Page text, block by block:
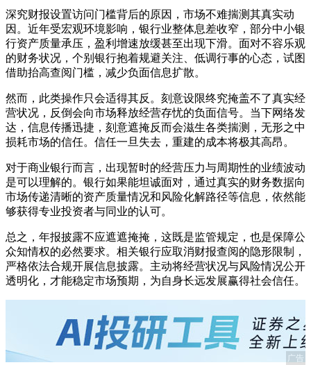
深究财报设置访问门槛背后的原因，市场不难揣测其真实动
因。近年受宏观环境影响，银行业整体息差收窄，部分中小银
行资产质量承压，盈利增速放缓甚至出现下滑。面对不容乐观
的财务状况，个别银行抱着规避关注、低调行事的心态，试图
借助抬高查阅门槛，减少负面信息扩散。
然而，此类操作只会适得其反。刻意设限终究掩盖不了真实经
营状况，反倒会向市场释放经营存忧的负面信号。当下网络发
达，信息传播迅捷，刻意遮掩反而会滋生各类揣测，无形之中
损耗市场的信任。信任一旦失去，重建的成本将极其高昂。
对于商业银行而言，出现暂时的经营压力与周期性的业绩波动
是可以理解的。银行如果能坦诚面对，通过真实的财务数据向
市场传递清晰的资产质量情况和风险化解路径等信息，依然能
够获得专业投资者与同业的认可。
总之，年报披露不应遮遮掩掩，这既是监管规定，也是保障公
众知情权的必然要求。相关银行应取消财报查阅的隐形限制，
严格依法合规开展信息披露。主动将经营状况与风险情况公开
透明化，才能稳定市场预期，为自身长远发展赢得社会信任。
广告